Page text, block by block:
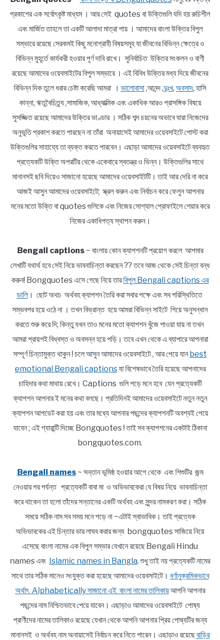
প্রকাশের এক সর্বোৎকৃষ্ট মাধ্যম । আর সেই quotes বা উক্তিগুলি যদি হয় রুচিশীল
এবং মার্জিত তাহলে তা একটি আলাদা মাত্রা পায় । আমাদের বাংলা উক্তির বিপুল
সম্ভারে রয়েছে সেরকমই কিছু মনোগ্রাহী বিষয়সমূহ যা জীবনের বিভিন্ন ক্ষেত্রে ও
বিভিন্ন মুহূর্তে কার্যকরী হওয়ার পূর্ণ দাবি রাখে। সুনির্বাচিত উক্তির সংকলন ও বাণী
রয়েছে আমাদের ওয়েবসাইটের বিপুল সম্ভারে । এই বিবিধ উক্তির মধ্য দিয়ে জীবনের
বিভিন্ন দিক তুলে ধরার চেষ্টা করেছি আমরা । ভালোবাসা,আনন্দ ,দুঃখ, অবসাদ, হাসি
কান্না, ঋতুবৈচিত্র্য ,সামাজিক, আধ্যাত্মিক এবং একাধিক আরও প্রাসঙ্গিক বিষয়ে
সুসজ্জিত রয়েছে আমাদের উক্তির ভাণ্ডার । সঠিক শব্দ চয়নের অভাবে যারা নিজেদের
অনুভূতি প্রকাশ করতে পারছেন না তাঁরা অনায়াসেই আমাদের ওয়েবসাইটে পোস্ট করা
উক্তিগুলির সাহায্যে তা ব্যক্ত করতে পারবেন। এছাড়া আমাদের ওয়েবসাইটে ব্যবহৃত
প্রত্যেকটি উক্তি অপরটির থেকে একেবারে স্বতন্ত্র ও ভিন্ন। উক্তিগুলির সাথে
মানানসই ছবি দিয়েও সাজানো হয়েছে আমাদের ওয়েবসাইটটি। তাই আর দেরি না করে
আজই আসুন আমাদের ওয়েবসাইটে; স্ক্রল করুন এবং নির্বাচন করে ফেলুন আপনার
মনের মতো উক্তি বা quotes গুলিকে এবং নিজের সোশ্যাল প্রোফাইলে শেয়ার করে
নিজের একাধিপত্য স্থাপন করুন।
Bengali captions~ বাংলায় কোন ক্যাপশনটি প্রয়োগ করলে আপমার
লেখাটি যথার্থ হবে সেই নিয়ে ভাবনাচিন্তা করছেন ?? তবে আজ থেকে সেই চিন্তা বন্ধ
করুন! Bongquotes এসে গেছে নিয়ে তারবিপুল Bengali captions এর
ডালি। ছোট অথচ অর্থবহ ক্যাপশন তৈরি করা সবার পক্ষে এবং সব পরিস্থিতিতে
সম্ভবপর হয়ে ওঠে না । তখন বিভ্রান্ত হয়ে আমরা বিভিন্ন সাইটে গিয়ে অনুসন্ধান
করতে শুরু করে দি; কিন্তু যখন তাও মনের মতো ক্যাপশন খুঁজে পাওয়া যায় না তখন
আমরা প্রায়শই বিধ্বস্ত ও অবসন্ন হয়ে পড়ি। তবে এখন থেকে এ ব্যাপারে আপনারা
সম্পূর্ণ চিন্তামুক্ত থাকুন ! চলে আসুন আমাদের ওয়েবসাইটে , আর পেয়ে যান best
emotional Bengali captionsযা বিশেষভাবে তৈরি হয়েছে আপনাদের
চাহিদার কথা মাথায় রেখে। Captions গুলি পড়ে মনে হবে যেন প্রত্যেকটি
ক্যাপশন আপনার ই মনের কথা বলছে। প্রতিদিনই আমাদের ওয়েবসাইটে নতুন নতুন
ক্যাপশন আপডেট করা হয় এবং তার মধ্যে আপনার পছন্দের ক্যাপশনটি অবশ্যই পেয়ে
যাবেন ; এই গ্যারান্টি দিচ্ছে Bongquotes ! তাই সব ক্যাপশনের একটাই ঠিকানা
bongquotes.com.
Bengali names~ সন্তান ভূমিষ্ঠ হওয়ার আগে থেকে এবং শিশুটির জন্ম
নেওয়ার পর পর্যন্ত প্রত্যেকটি বাবা মা ও অভিভাবকেরা যে বিষয় নিয়ে ভাবনাচিন্তা
করে থাকেন তা হলো তাঁদের সন্তানের একটি অর্থবহ এবং সুন্দর নামকরণ করা। সঠিক
সময়ে সঠিক নাম সব সময় মনে পড়ে না ~এটাই স্বাভাবিক। তাই প্রত্যেক
অভিভাবকের এই চিন্তার ভার লাঘব করার জন্য bongquotes সাজিয়ে নিয়ে
এসেছে বাংলা নামের এক বিপুল সম্ভার যেখানে রয়েছে Bengali Hindu
names এবং Islamic names in Bangla. শুধু তাই নয় প্রত্যেকটি নামের
সাথে তার সঠিক মানেও সংযুক্ত করা হয়েছে আমাদের ওয়েবসাইটে। বর্ণানুক্রমিকভাবে
অর্থাৎ Alphabetically সাজানো এই বাংলা নামের তালিকায়আপনি আপনার
পছন্দের নাম নিশ্চিতভাবে পেয়ে যাবেন। এছাড়াও আমাদের ওয়েবসাইটে পোষ্য
প্রাণীদের নামের তালিকাও রয়েছে যেখান থেকে আপনি আপনার প্রিয় পোষ্যটির জন্য
মানানসই ও অর্থবহ নাম অনায়াসেই নির্বাচন করে নিতে পারেন। এছাড়াও রয়েছেবাড়ির